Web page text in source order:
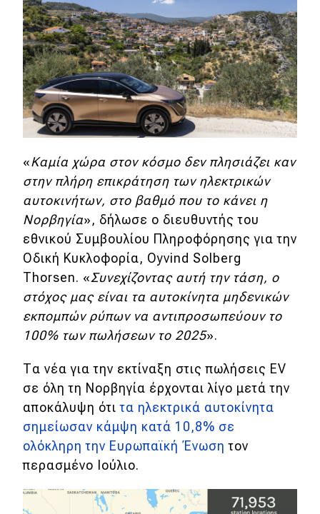
eDRIVE
DRIVE USED
«Καμία χώρα στον κόσμο δεν πλησιάζει καν
στην πλήρη επικράτηση των ηλεκτρικών
αυτοκινήτων, στο βαθμό που το κάνει η
Νορβηγία», δήλωσε ο διευθυντής του
εθνικού Συμβουλίου Πληροφόρησης για την
Οδική Κυκλοφορία, Oyvind Solberg
Thorsen. «Συνεχίζοντας αυτή την τάση, ο
στόχος μας είναι τα αυτοκίνητα μηδενικών
εκπομπών ρύπων να αντιπροσωπεύουν το
100% των πωλήσεων το 2025».
Τα νέα για την εκτίναξη στις πωλήσεις EV
σε όλη τη Νορβηγία έρχονται λίγο μετά την
αποκάλυψη ότιτα ηλεκτρικά αυτοκίνητα
σημείωσαν κάμψη κατά 10,8% σε
ολόκληρη την Ευρωπαϊκή Ένωση τον
περασμένο Ιούλιο.